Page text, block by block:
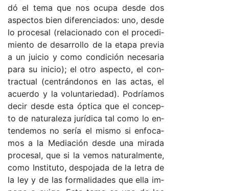
dó el te­ma que nos ocu­pa des­de dos
as­pec­tos bien di­fe­ren­cia­do­s: uno, des­de
lo pro­ce­sal (re­la­cio­na­do con el pro­ce­di­
mien­to de de­sa­rro­llo de la eta­pa pre­via
a un jui­cio y co­mo con­di­ción ne­ce­sa­ria
pa­ra su ini­cio­); el otro as­pec­to, el con­
trac­tual (cen­trán­do­nos en las ac­ta­s, el
acuer­do y la vo­lun­ta­rie­da­d). Po­dría­mos
de­cir des­de es­ta óp­ti­ca que el con­cep­
to de na­tu­ra­le­za ju­rí­di­ca tal co­mo lo en­
ten­de­mos no se­ría el mis­mo si en­fo­ca­
mos a la Me­dia­ción des­de una mi­ra­da
pro­ce­sal, que si la ve­mos na­tu­ral­men­te,
co­mo Ins­ti­tu­to, des­po­ja­da de la le­tra de
la ley y de las for­ma­li­da­des que ella im­